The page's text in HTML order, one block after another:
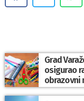
Grad
osigurao
obrazovni